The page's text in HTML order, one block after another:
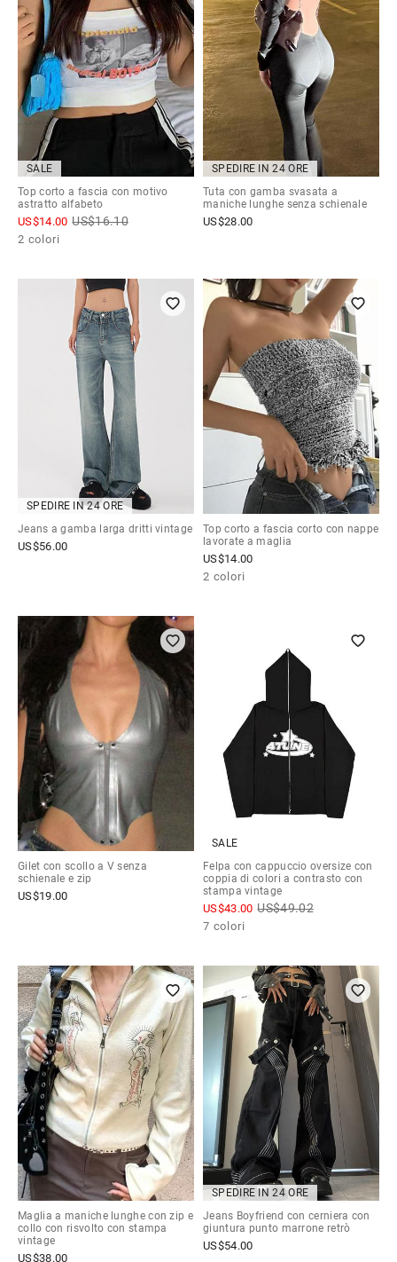
SALE
Top corto a fascia con motivo
astratto alfabeto
US$14.00 US$16.10
2 colori
SPEDIRE IN 24 ORE
Tuta con gamba svasata a
maniche lunghe senza schienale
US$28.00
SPEDIRE IN 24 ORE
Jeans a gamba larga dritti vintage
US$56.00
Top corto a fascia corto con nappe
lavorate a maglia
US$14.00
2 colori
Gilet con scollo a V senza
schienale e zip
US$19.00
SALE
Felpa con cappuccio oversize con
coppia di colori a contrasto con
stampa vintage
US$43.00 US$49.02
7 colori
Maglia a maniche lunghe con zip e
collo con risvolto con stampa
vintage
US$38.00
SPEDIRE IN 24 ORE
Jeans Boyfriend con cerniera con
giuntura punto marrone retrò
US$54.00